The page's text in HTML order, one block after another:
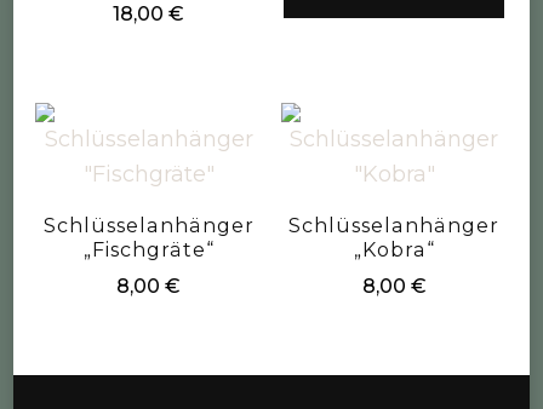
18,00€
Schlüsselanhänger
„Fischgräte“
8,00€
Schlüsselanhänger
„Kobra“
8,00 €